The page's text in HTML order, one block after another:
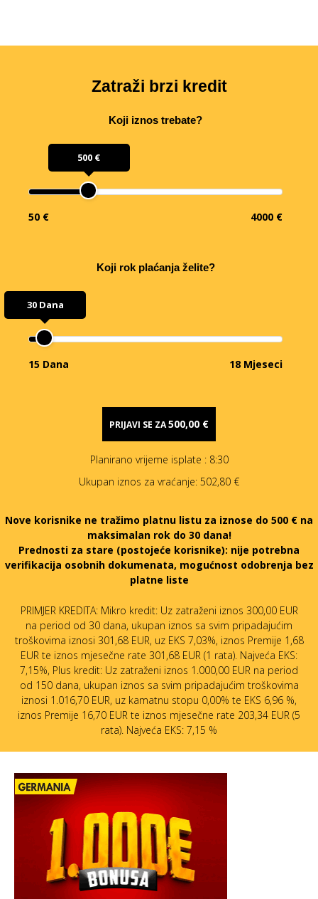
Zatraži brzi kredit
Koji iznos trebate?
500 €
50 € 4000 €
Koji rok plaćanja želite?
30 Dana
15 Dana 18 Mjeseci
PRIJAVI SE ZA500,00 €
Planirano vrijeme isplate : 8:30
Ukupan iznos za vraćanje: 502,80 €
Nove korisnike ne tražimo platnu listu za iznose do 500 € na
maksimalan rok do 30 dana!
Prednosti za stare (postojeće korisnike): nije potrebna
verifikacija osobnih dokumenata, mogućnost odobrenja bez
platne liste
PRIMJER KREDITA: Mikro kredit: Uz zatraženi iznos 300,00 EUR
na period od 30 dana, ukupan iznos sa svim pripadajućim
troškovima iznosi 301,68 EUR, uz EKS 7,03%, iznos Premije 1,68
EUR te iznos mjesečne rate 301,68 EUR (1 rata). Najveća EKS:
7,15%, Plus kredit: Uz zatraženi iznos 1.000,00 EUR na period
od 150 dana, ukupan iznos sa svim pripadajućim troškovima
iznosi 1.016,70 EUR, uz kamatnu stopu 0,00% te EKS 6,96 %,
iznos Premije 16,70 EUR te iznos mjesečne rate 203,34 EUR (5
rata). Najveća EKS: 7,15 %